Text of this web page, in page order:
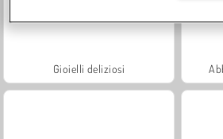
Gioielli deliziosi